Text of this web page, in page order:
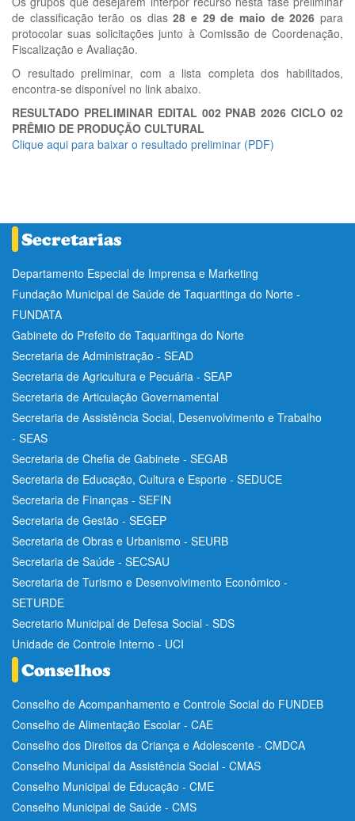
de classificação terão os dias28 e 29 de maio de 2026 para
protocolar suas solicitações junto à Comissão de Coordenação,
Fiscalização e Avaliação.
O resultado preliminar, com a lista completa dos habilitados,
encontra-se disponível no link abaixo.
RESULTADO PRELIMINAR EDITAL 002 PNAB 2026 CICLO 02
PRÊMIO DE PRODUÇÃO CULTURAL
Clique aqui para baixar o resultado preliminar (PDF)
Departamento Especial de Imprensa e Marketing
Fundação Municipal de Saúde de Taquaritinga do Norte -
FUNDATA
Gabinete do Prefeito de Taquaritinga do Norte
Secretaria de Administração - SEAD
Secretaria de Agricultura e Pecuária - SEAP
Secretaria de Articulação Governamental
Secretaria de Assistência Social, Desenvolvimento e Trabalho
- SEAS
Secretaria de Chefia de Gabinete - SEGAB
Secretaria de Educação, Cultura e Esporte - SEDUCE
Secretaria de Finanças - SEFIN
Secretaria de Gestão - SEGEP
Secretaria de Obras e Urbanismo - SEURB
Secretaria de Saúde - SECSAU
Secretaria de Turismo e Desenvolvimento Econômico -
SETURDE
Secretario Municipal de Defesa Social - SDS
Unidade de Controle Interno - UCI
Conselho de Acompanhamento e Controle Social do FUNDEB
Conselho de Alimentação Escolar - CAE
Conselho dos Direitos da Criança e Adolescente - CMDCA
Conselho Municipal da Assistência Social - CMAS
Conselho Municipal de Educação - CME
Conselho Municipal de Saúde - CMS